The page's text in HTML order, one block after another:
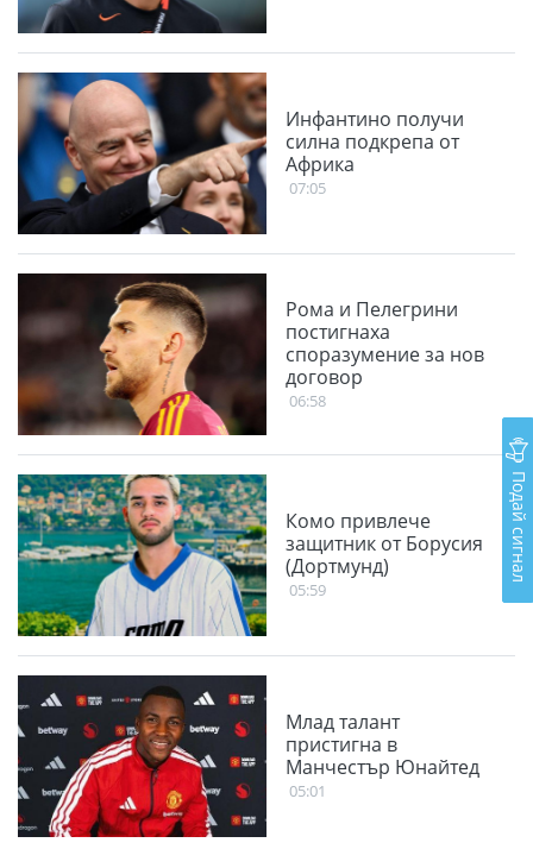
Инфантино получи
силна подкрепа от
Африка
07:05
Рома и Пелегрини
постигнаха
споразумение за нов
договор
06:58
Комо привлече
защитник от Борусия
(Дортмунд)
05:59
Млад талант
пристигна в
Манчестър Юнайтед
05:01
Подай сигнал